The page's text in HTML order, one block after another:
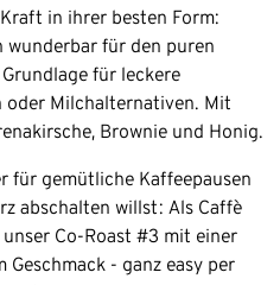
in ihrer besten Form:
wunderbar für den puren
für leckere
oder Milchalternativen. Mit
Brownie und Honig.
für gemütliche Kaffeepausen
abschalten willst: Als Caffè
Co-Roast #3 mit einer
- ganz easy per